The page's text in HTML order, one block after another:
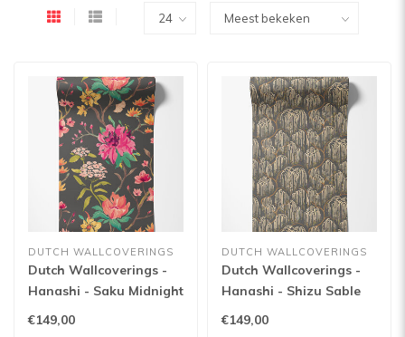
DUTCH WALLCOVERINGS
Dutch Wallcoverings -
Hanashi - Saku Midnight
Twist - HAN50150W
€149,00
DUTCH WALLCOVERINGS
Dutch Wallcoverings -
Hanashi - Shizu Sable
Mix - HAN50140W
€149,00